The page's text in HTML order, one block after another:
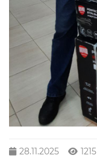
28.11.2025 1215